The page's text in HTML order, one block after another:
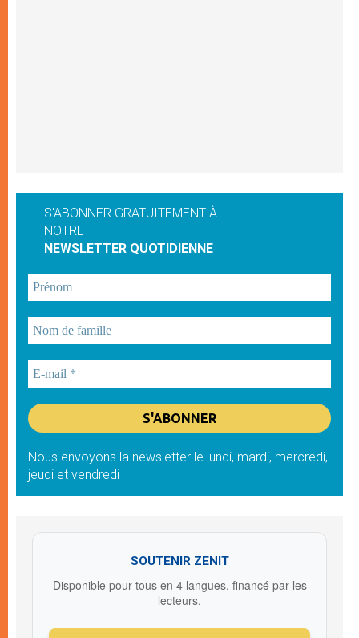
S'ABONNER GRATUITEMENT À
NOTRE
NEWSLETTER QUOTIDIENNE
Nous envoyons la newsletter le lundi, mardi, mercredi,
jeudi et vendredi
SOUTENIR ZENIT
Disponible pour tous en 4 langues, financé par les
lecteurs.